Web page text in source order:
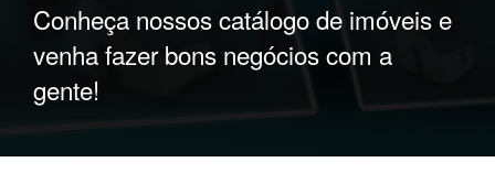
Conheça nossos catálogo de imóveis e
venha fazer bons negócios com a
gente!